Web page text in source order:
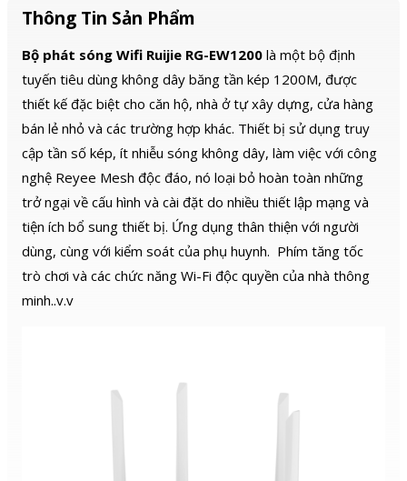
Omni, 3×3 MIMO • Cổng mạng: (2)
10/100/1000 Mbps & (1) USB 2.0 •
Hỗ trợ VLAN 802.1Q & 4 SSID trên
một tần số • Hỗ trợ tính năng
chuyển vùng (roaming) • Nguồn
PoE 44-57V. Hỗ trợ 802.3af,
802.3at • Số lượng tải trên 120
user • Bảo hành chính hãng 24
tháng
Thông Tin Sản Phẩm
Bộ phát sóng Wifi Ruijie RG-EW1200 là một bộ định
tuyến tiêu dùng không dây băng tần kép 1200M, được
thiết kế đặc biệt cho căn hộ, nhà ở tự xây dựng, cửa hàng
bán lẻ nhỏ và các trường hợp khác. Thiết bị sử dụng truy
cập tần số kép, ít nhiễu sóng không dây, làm việc với công
nghệ Reyee Mesh độc đáo, nó loại bỏ hoàn toàn những
trở ngại về cấu hình và cài đặt do nhiều thiết lập mạng và
tiện ích bổ sung thiết bị. Ứng dụng thân thiện với người
dùng, cùng với kiểm soát của phụ huynh. Phím tăng tốc
trò chơi và các chức năng Wi-Fi độc quyền của nhà thông
minh..v.v